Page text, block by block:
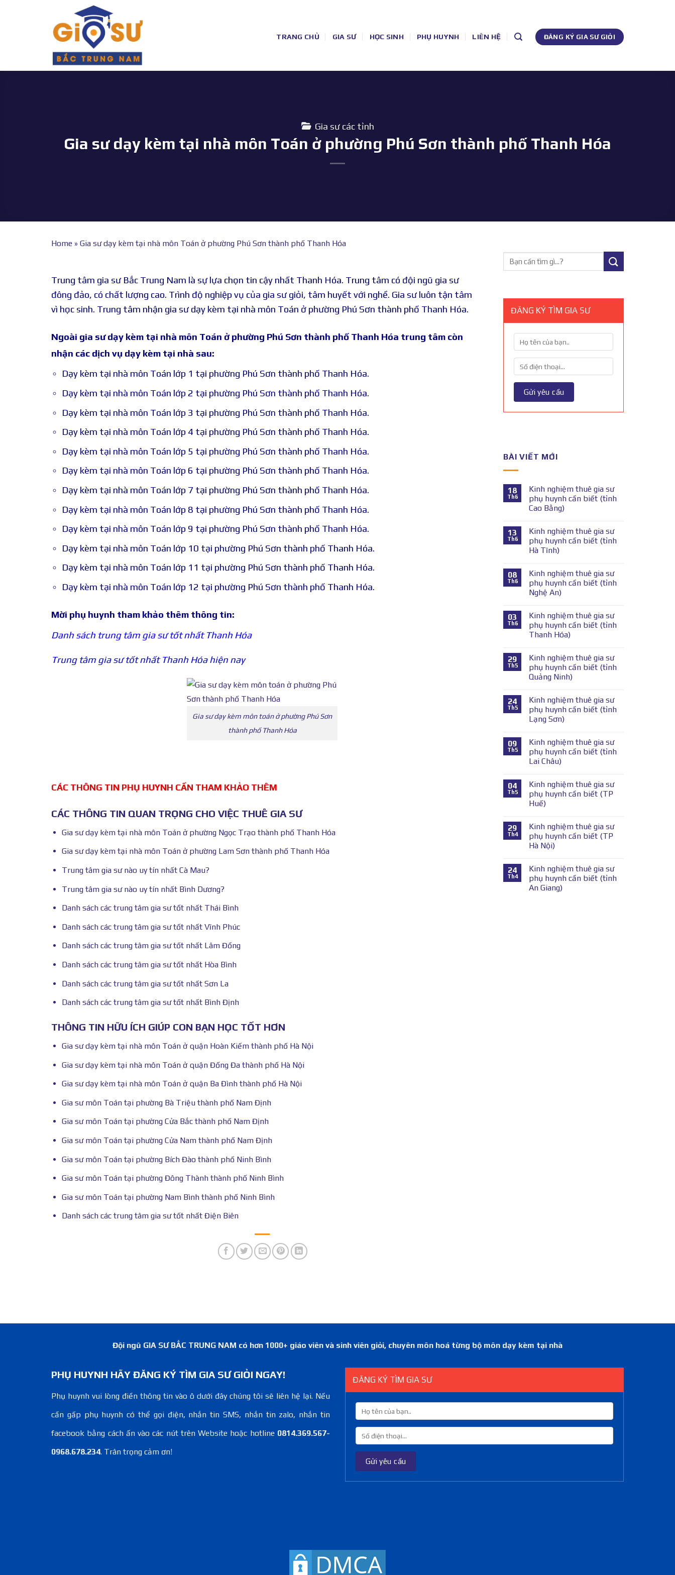
TRANG CHỦ GIA SƯ HỌC SINH PHỤ HUYNH LIÊN HỆ ĐĂNG KÝ GIA SƯ GIỎI
Gia sư các tỉnh
Gia sư dạy kèm tại nhà môn Toán ở phường Phú Sơn thành phố Thanh Hóa
Home » Gia sư dạy kèm tại nhà môn Toán ở phường Phú Sơn thành phố Thanh Hóa
Trung tâm gia sư Bắc Trung Nam là sự lựa chọn tin cậy nhất Thanh Hóa. Trung tâm có đội ngũ gia sư
đông đảo, có chất lượng cao. Trình độ nghiệp vụ của gia sư giỏi, tâm huyết với nghề. Gia sư luôn tận tâm
vì học sinh. Trung tâm nhận gia sư dạy kèm tại nhà môn Toán ở phường Phú Sơn thành phố Thanh Hóa.
Ngoài gia sư dạy kèm tại nhà môn Toán ở phường Phú Sơn thành phố Thanh Hóa trung tâm còn
nhận các dịch vụ dạy kèm tại nhà sau:
Dạy kèm tại nhà môn Toán lớp 1 tại phường Phú Sơn thành phố Thanh Hóa.
Dạy kèm tại nhà môn Toán lớp 2 tại phường Phú Sơn thành phố Thanh Hóa.
Dạy kèm tại nhà môn Toán lớp 3 tại phường Phú Sơn thành phố Thanh Hóa.
Dạy kèm tại nhà môn Toán lớp 4 tại phường Phú Sơn thành phố Thanh Hóa.
Dạy kèm tại nhà môn Toán lớp 5 tại phường Phú Sơn thành phố Thanh Hóa.
Dạy kèm tại nhà môn Toán lớp 6 tại phường Phú Sơn thành phố Thanh Hóa.
Dạy kèm tại nhà môn Toán lớp 7 tại phường Phú Sơn thành phố Thanh Hóa.
Dạy kèm tại nhà môn Toán lớp 8 tại phường Phú Sơn thành phố Thanh Hóa.
Dạy kèm tại nhà môn Toán lớp 9 tại phường Phú Sơn thành phố Thanh Hóa.
Dạy kèm tại nhà môn Toán lớp 10 tại phường Phú Sơn thành phố Thanh Hóa.
Dạy kèm tại nhà môn Toán lớp 11 tại phường Phú Sơn thành phố Thanh Hóa.
Dạy kèm tại nhà môn Toán lớp 12 tại phường Phú Sơn thành phố Thanh Hóa.
Mời phụ huynh tham khảo thêm thông tin:
Danh sách trung tâm gia sư tốt nhất Thanh Hóa
Trung tâm gia sư tốt nhất Thanh Hóa hiện nay
Gia sư dạy kèm môn toán ở phường Phú Sơn
thành phố Thanh Hóa
CÁC THÔNG TIN PHỤ HUYNH CẦN THAM KHẢO THÊM
CÁC THÔNG TIN QUAN TRỌNG CHO VIỆC THUÊ GIA SƯ
Gia sư dạy kèm tại nhà môn Toán ở phường Ngọc Trạo thành phố Thanh Hóa
Gia sư dạy kèm tại nhà môn Toán ở phường Lam Sơn thành phố Thanh Hóa
Trung tâm gia sư nào uy tín nhất Cà Mau?
Trung tâm gia sư nào uy tín nhất Bình Dương?
Danh sách các trung tâm gia sư tốt nhất Thái Bình
Danh sách các trung tâm gia sư tốt nhất Vĩnh Phúc
Danh sách các trung tâm gia sư tốt nhất Lâm Đồng
Danh sách các trung tâm gia sư tốt nhất Hòa Bình
Danh sách các trung tâm gia sư tốt nhất Sơn La
Danh sách các trung tâm gia sư tốt nhất Bình Định
THÔNG TIN HỮU ÍCH GIÚP CON BẠN HỌC TỐT HƠN
Gia sư dạy kèm tại nhà môn Toán ở quận Hoàn Kiếm thành phố Hà Nội
Gia sư dạy kèm tại nhà môn Toán ở quận Đống Đa thành phố Hà Nội
Gia sư dạy kèm tại nhà môn Toán ở quận Ba Đình thành phố Hà Nội
Gia sư môn Toán tại phường Bà Triệu thành phố Nam Định
Gia sư môn Toán tại phường Cửa Bắc thành phố Nam Định
Gia sư môn Toán tại phường Cửa Nam thành phố Nam Định
Gia sư môn Toán tại phường Bích Đào thành phố Ninh Bình
Gia sư môn Toán tại phường Đông Thành thành phố Ninh Bình
Gia sư môn Toán tại phường Nam Bình thành phố Ninh Bình
Danh sách các trung tâm gia sư tốt nhất Điện Biên
ĐĂNG KÝ TÌM GIA SƯ
BÀI VIẾT MỚI
18
Th6
Kinh nghiệm thuê gia sư
phụ huynh cần biết (tỉnh
Cao Bằng)
13
Th6
Kinh nghiệm thuê gia sư
phụ huynh cần biết (tỉnh
Hà Tĩnh)
08
Th6
Kinh nghiệm thuê gia sư
phụ huynh cần biết (tỉnh
Nghệ An)
03
Th6
Kinh nghiệm thuê gia sư
phụ huynh cần biết (tỉnh
Thanh Hóa)
29
Th5
Kinh nghiệm thuê gia sư
phụ huynh cần biết (tỉnh
Quảng Ninh)
24
Th5
Kinh nghiệm thuê gia sư
phụ huynh cần biết (tỉnh
Lạng Sơn)
09
Th5
Kinh nghiệm thuê gia sư
phụ huynh cần biết (tỉnh
Lai Châu)
04
Th5
Kinh nghiệm thuê gia sư
phụ huynh cần biết (TP
Huế)
29
Th4
Kinh nghiệm thuê gia sư
phụ huynh cần biết (TP
Hà Nội)
24
Th4
Kinh nghiệm thuê gia sư
phụ huynh cần biết (tỉnh
An Giang)
Đội ngũ GIA SƯ BẮC TRUNG NAM có hơn 1000+ giáo viên và sinh viên giỏi, chuyên môn hoá từng bộ môn dạy kèm tại nhà
PHỤ HUYNH HÃY ĐĂNG KÝ TÌM GIA SƯ GIỎI NGAY!
Phụ huynh vui lòng điền thông tin vào ô dưới đây chúng tôi sẽ liên hệ lại. Nếu
cần gấp phụ huynh có thể gọi điện, nhắn tin SMS, nhắn tin zalo, nhắn tin
facebook bằng cách ấn vào các nút trên Website hoặc hotline 0814.369.567-
0968.678.234. Trân trọng cảm ơn!
ĐĂNG KÝ TÌM GIA SƯ